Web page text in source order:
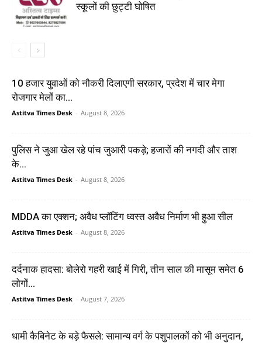
स्कूलों की छुट्टी घोषित
10 हजार युवाओं को नौकरी दिलाएगी सरकार, प्रदेश में चार मेगा
रोजगार मेलों का...
Astitva Times Desk - August 8, 2026
पुलिस ने जुआ खेल रहे पांच जुआरी पकड़े; हजारों की नगदी और ताश
के...
Astitva Times Desk - August 8, 2026
MDDA का एक्शन; अवैध प्लॉटिंग ध्वस्त अवैध निर्माण भी हुआ सील
Astitva Times Desk - August 8, 2026
दर्दनाक हादसा: बोलेरो गहरी खाई में गिरी, तीन साल की मासूम समेत 6
लोगों...
Astitva Times Desk - August 7, 2026
धामी कैबिनेट के बड़े फैसले: सामान्य वर्ग के पशुपालकों को भी अनुदान,